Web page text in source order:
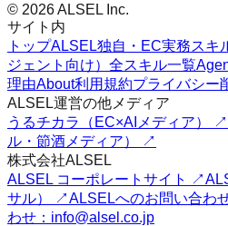
© 2026 ALSEL Inc.
サイト内
トップALSEL独自・EC実務スキ
ジェント向け） 全スキル一覧
理由About利用規約プライバシー
ALSEL運営の他メディア
うるチカラ（EC×AIメディア） ↗
ル・節酒メディア） ↗
株式会社ALSEL
ALSEL コーポレートサイト ↗
サル） ↗ALSELへのお問い合わ
わせ：info@alsel.co.jp